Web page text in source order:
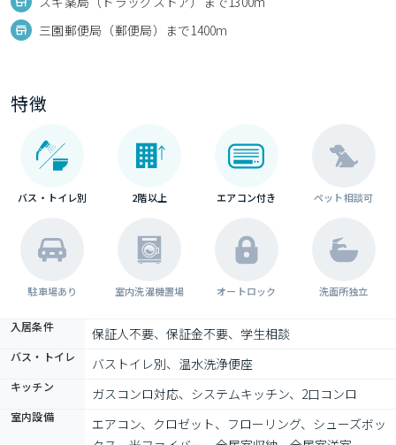
三園郵便局（郵便局）まで1400m
特徴
バス・トイレ別 2階以上 エアコン付き ペット相談可
駐車場あり 室内洗濯機置場 オートロック 洗面所独立
入居条件 保証人不要、保証金不要、学生相談
バス・トイレ バストイレ別、温水洗浄便座
キッチン ガスコンロ対応、システムキッチン、2口コンロ
室内設備
エアコン、クロゼット、フローリング、シューズボッ